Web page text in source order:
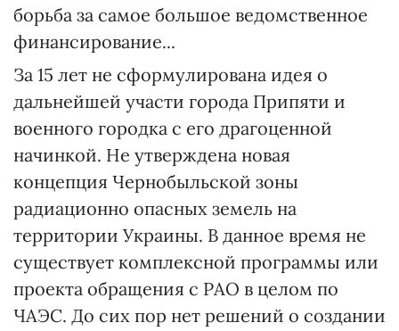
борьба за самое большое ведомственное
финансирование...
За 15 лет не сформулирована идея о
дальнейшей участи города Припяти и
военного городка с его драгоценной
начинкой. Не утверждена новая
концепция Чернобыльской зоны
радиационно опасных земель на
территории Украины. В данное время не
существует комплексной программы или
проекта обращения с РАО в целом по
ЧАЭС. До сих пор нет решений о создании